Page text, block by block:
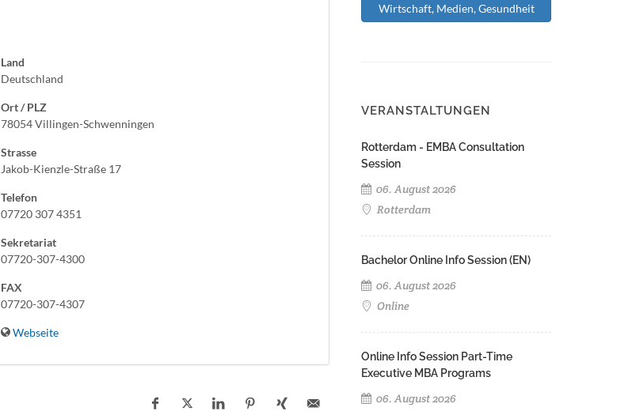
Land
Deutschland
Ort / PLZ
78054 Villingen-Schwenningen
Strasse
Jakob-Kienzle-Straße 17
Telefon
07720 307 4351
Sekretariat
07720-307-4300
FAX
07720-307-4307
Webseite
Wirtschaft, Medien, Gesundheit
VERANSTALTUNGEN
Rotterdam - EMBA Consultation
Session
06. August 2026
Rotterdam
Bachelor Online Info Session (EN)
06. August 2026
Online
Online Info Session Part-Time
Executive MBA Programs
06. August 2026